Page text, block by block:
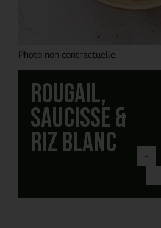
Photo non contractuelle.
Rougail,
saucisse &
riz blanc -